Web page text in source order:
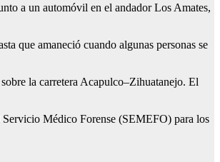
a un automóvil en el andador Los Amates,
que amaneció cuando algunas personas se
la carretera Acapulco–Zihuatanejo. El
Médico Forense (SEMEFO) para los